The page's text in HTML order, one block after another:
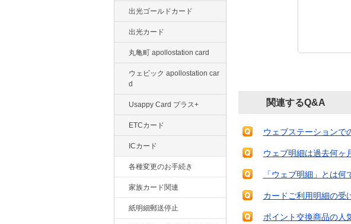
出光ゴールドカード
出光カード
丸亀町 apollostation card
ウェビック apollostation car
d
Usappy Card プラス+
ETCカード
ICカード
各種変更のお手続き
家族カード関連
紙明細郵送停止
関連するQ&A
ウェブステーションで
ウェブ明細は過去何ヶ
「ウェブ明細」とは何
カードご利用明細の受
ポイント交換商品の人